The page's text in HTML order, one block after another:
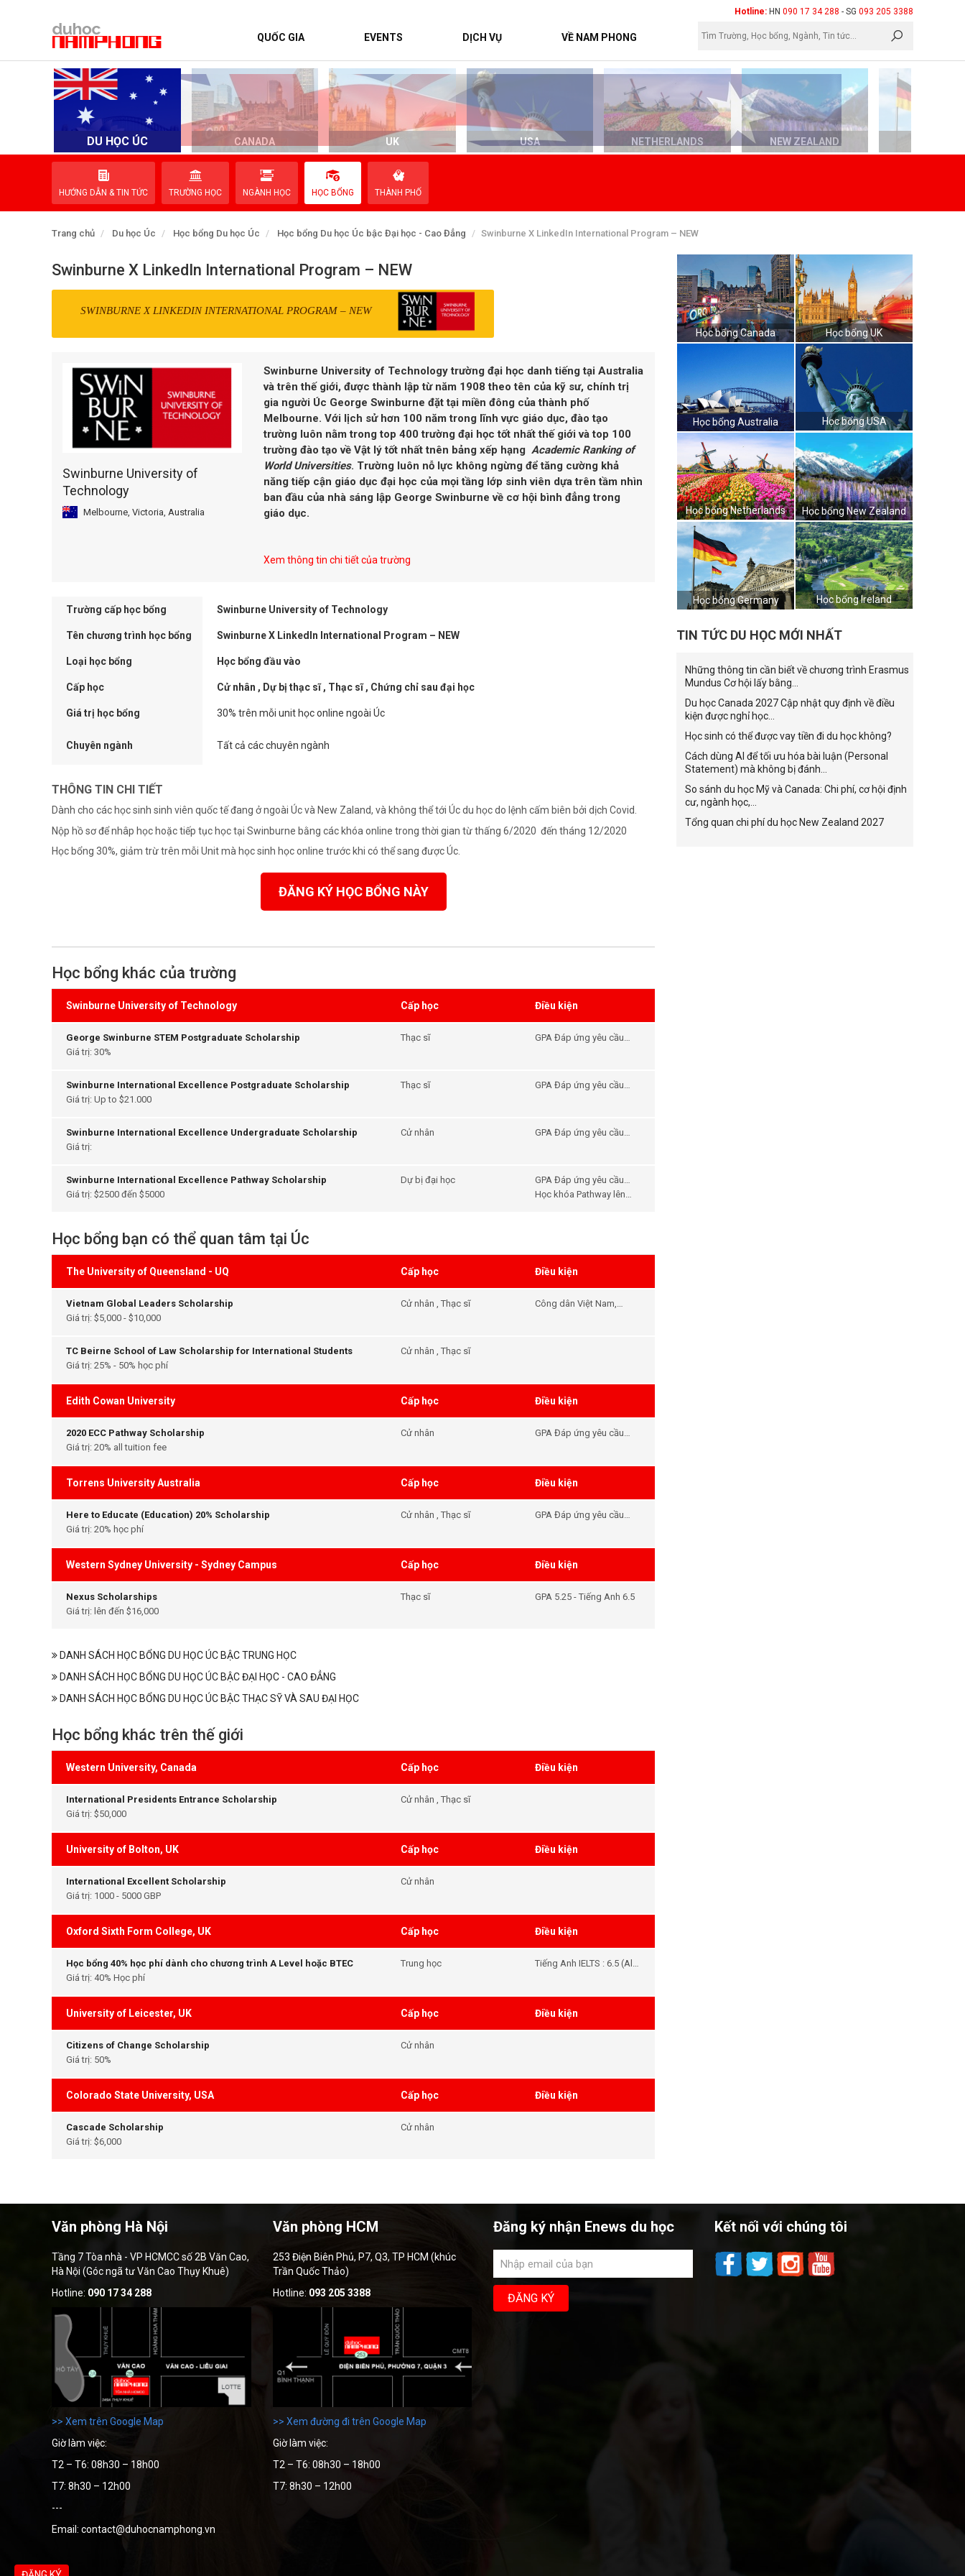
Hotline: HN 090 17 34 288 - SG 093 205 3388
QUỐC GIA EVENTS DỊCH VỤ VỀ NAM PHONG
DU HỌC ÚC CANADA UK USA NETHERLANDS NEW ZEALAND
HƯỚNG DẪN & TIN TỨC TRƯỜNG HỌC NGÀNH HỌC HỌC BỔNG THÀNH PHỐ
Trang chủ Du học Úc Học bổng Du học Úc Học bổng Du học Úc bậc Đại học - Cao Đẳng Swinburne X LinkedIn International Program – NEW
Swinburne X LinkedIn International Program – NEW
SWINBURNE X LINKEDIN INTERNATIONAL PROGRAM – NEW
Swinburne University of
Technology
Melbourne, Victoria, Australia
Swinburne University of Technologytrường đại học danh tiếng tại Australia
và trên thế giới, được thành lập từ năm 1908 theo tên của kỹ sư, chính trị
gia người Úc George Swinburne đặttại miền đông của thành phố
Melbourne. Với lịch sử hơn 100 năm trong lĩnh vực giáo dục, đào tạo
trường luôn nằm trong top 400 trường đại học tốt nhất thế giới và top 100
trường đào tạo về Vật lý tốt nhất tnên bảng xếp hạng Academic Ranking of
World Universities. Trường luôn nỗ lực không ngừng để tăng cường khả
năng tiếp cận giáo dục đại học của mọi tầng lớp sinh viên dựa trên tầm nhìn
ban đầu của nhà sáng lập George Swinburne về cơ hội bình đẳng trong
giáo dục.
Xem thông tin chi tiết của trường
Trường cấp học bổng Swinburne University of Technology
Tên chương trình học bổng Swinburne X LinkedIn International Program – NEW
Loại học bổng Học bổng đầu vào
Cấp học Cử nhân , Dự bị thạc sĩ , Thạc sĩ , Chứng chỉ sau đại học
Giá trị học bổng 30% trên mỗi unit học online ngoài Úc
Chuyên ngành Tất cả các chuyên ngành
THÔNG TIN CHI TIẾT
Dành cho các học sinh sinh viên quốc tế đang ở ngoài Úc và New Zaland, và không thể tới Úc du học do lệnh cấm biên bởi dịch Covid.
Nộp hồ sơ để nhâp học hoặc tiếp tục học tại Swinburne bằng các khóa online trong thời gian từ thấng 6/2020 đến tháng 12/2020
Học bổng 30%, giảm trừ trên mỗi Unit mà học sinh học online trước khi có thể sang được Úc.
ĐĂNG KÝ HỌC BỔNG NÀY
Học bổng khác của trường
Swinburne University of Technology Cấp học Điều kiện
George Swinburne STEM Postgraduate Scholarship
Giá trị: 30%
Thạc sĩ
GPA Đáp ứng yêu cầu
cầu đầu vào của khóa
Swinburne International Excellence Postgraduate Scholarship
Giá trị: Up to $21.000
Thạc sĩ
GPA Đáp ứng yêu cầu
cầu đầu vào của khóa
Swinburne International Excellence Undergraduate Scholarship
Giá trị:
Cử nhân
GPA Đáp ứng yêu cầu
cầu đầu vào của khóa
học
Swinburne International Excellence Pathway Scholarship
Giá trị: $2500 đến $5000
Dự bị đại học
GPA Đáp ứng yêu cầu
đầu vào của khóa học -
Học khóa Pathway lên
Học bổng bạn có thể quan tâm tại Úc
The University of Queensland - UQ Cấp học Điều kiện
Vietnam Global Leaders Scholarship
Giá trị: $5,000 - $10,000
Cử nhân , Thạc sĩ
Công dân Việt Nam,
TC Beirne School of Law Scholarship for International Students
Giá trị: 25% - 50% học phí
Cử nhân , Thạc sĩ
Edith Cowan University Cấp học Điều kiện
2020 ECC Pathway Scholarship
Giá trị: 20% all tuition fee
Cử nhân
GPA Đáp ứng yêu cầu
cầu đầu vào của khóa
Torrens University Australia Cấp học Điều kiện
Here to Educate (Education) 20% Scholarship
Giá trị: 20% học phí
Cử nhân , Thạc sĩ
GPA Đáp ứng yêu cầu
cầu đầu vào của khóa
Western Sydney University - Sydney Campus Cấp học Điều kiện
Nexus Scholarships
Giá trị: lên đến $16,000
Thạc sĩ GPA 5.25 - Tiếng Anh 6.5
DANH SÁCH HỌC BỔNG DU HỌC ÚC BẬC TRUNG HỌC
DANH SÁCH HỌC BỔNG DU HỌC ÚC BẬC ĐẠI HỌC - CAO ĐẲNG
DANH SÁCH HỌC BỔNG DU HỌC ÚC BẬC THẠC SỸ VÀ SAU ĐẠI HỌC
Học bổng khác trên thế giới
Western University, Canada Cấp học Điều kiện
International Presidents Entrance Scholarship
Giá trị: $50,000
Cử nhân , Thạc sĩ
University of Bolton, UK Cấp học Điều kiện
International Excellent Scholarship
Giá trị: 1000 - 5000 GBP
Cử nhân
Oxford Sixth Form College, UK Cấp học Điều kiện
Học bổng 40% học phí dành cho chương trình A Level hoặc BTEC
Giá trị: 40% Học phí
Trung học
Tiếng Anh IELTS : 6.5 (All
University of Leicester, UK Cấp học Điều kiện
Citizens of Change Scholarship
Giá trị: 50%
Cử nhân
Colorado State University, USA Cấp học Điều kiện
Cascade Scholarship
Giá trị: $6,000
Cử nhân
Học bổng Canada Học bổng UK
Học bổng Australia Học bổng USA
Học bổng Netherlands Học bổng New Zealand
Học bổng Germany Học bổng Ireland
TIN TỨC DU HỌC MỚI NHẤT
Những thông tin cần biết về chương trình Erasmus
Mundus Cơ hội lấy bằng...
Du học Canada 2027 Cập nhật quy định về điều
kiện được nghỉ học...
Học sinh có thể được vay tiền đi du học không?
Cách dùng AI để tối ưu hóa bài luận (Personal
Statement) mà không bị đánh...
So sánh du học Mỹ và Canada: Chi phí, cơ hội định
cư, ngành học,...
Tổng quan chi phí du học New Zealand 2027
Văn phòng Hà Nội
Tầng 7 Tòa nhà - VP HCMCC số 2B Văn Cao,
Hà Nội (Góc ngã tư Văn Cao Thụy Khuê)
Hotline: 090 17 34 288
>> Xem trên Google Map
Giờ làm việc:
T2 – T6: 08h30 – 18h00
T7: 8h30 – 12h00
---
Văn phòng HCM
253 Điện Biên Phủ, P7, Q3, TP HCM (khúc
Trần Quốc Thảo)
Hotline: 093 205 3388
>> Xem đường đi trên Google Map
Giờ làm việc:
T2 – T6: 08h30 – 18h00
T7: 8h30 – 12h00
Email: contact@duhocnamphong.vn
Đăng ký nhận Enews du học Kết nối với chúng tôi
TRANG CHỦ
QUỐC GIA
EVENTS
LIÊN HỆ